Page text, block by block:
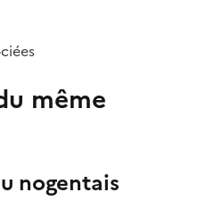
même
nogentais